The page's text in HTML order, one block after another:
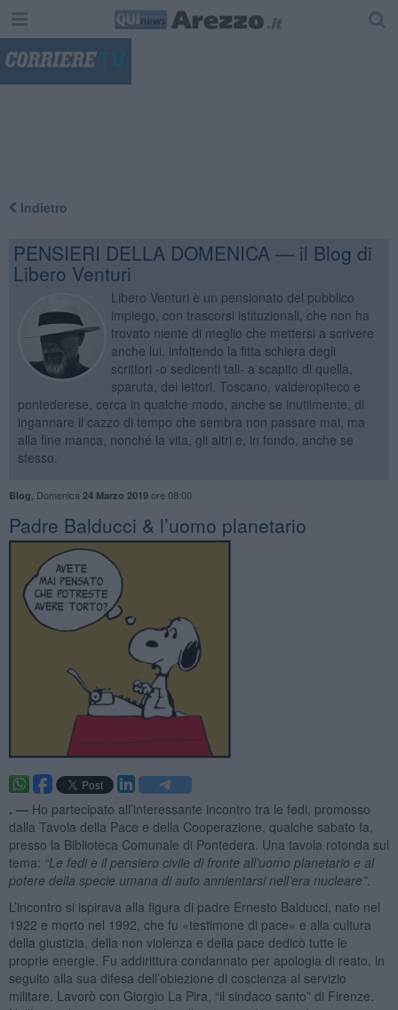
Indietro
PENSIERI DELLA DOMENICA — il Blog di
Libero Venturi
Libero Venturi è un pensionato del pubblico
impiego, con trascorsi istituzionali, che non ha
trovato niente di meglio che mettersi a scrivere
anche lui, infoltendo la fitta schiera degli
scrittori -o sedicenti tali- a scapito di quella,
sparuta, dei lettori. Toscano, valderopiteco e
pontederese, cerca in qualche modo, anche se inutilmente, di
ingannare il cazzo di tempo che sembra non passare mai, ma
alla fine manca, nonché la vita, gli altri e, in fondo, anche se
stesso.
Blog Domenica 24 Marzo 2019ore 08:00
Padre Balducci & l’uomo planetario
. — Ho partecipato all’interessante incontro tra le fedi, promosso
dalla Tavola della Pace e della Cooperazione, qualche sabato fa,
presso la Biblioteca Comunale di Pontedera. Una tavola rotonda sul
tema: “Le fedi e il pensiero civile di fronte all’uomo planetario e al
potere della specie umana di auto annientarsi nell’era nucleare”.
L’incontro si ispirava alla figura di padre Ernesto Balducci, nato nel
1922 e morto nel 1992, che fu «testimone di pace» e alla cultura
della giustizia, della non violenza e della pace dedicò tutte le
proprie energie. Fu addirittura condannato per apologia di reato, in
seguito alla sua difesa dell’obiezione di coscienza al servizio
militare. Lavorò con Giorgio La Pira, “il sindaco santo” di Firenze.